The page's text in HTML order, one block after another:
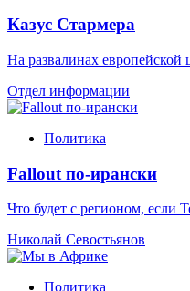
Казус Стармера
На развалинах европейской
Отдел информации
Политика
Fallout по-ирански
Что будет с регионом, если
Николай Севостьянов
Политика